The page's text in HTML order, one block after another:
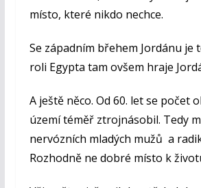
místo, které nikdo nechce.
Se západním břehem Jordánu je
roli Egypta tam ovšem hraje
A ještě něco. Od 60. let se počet
území téměř ztrojnásobil. Tedy
nervózních mladých mužů a
Rozhodně ne dobré místo k